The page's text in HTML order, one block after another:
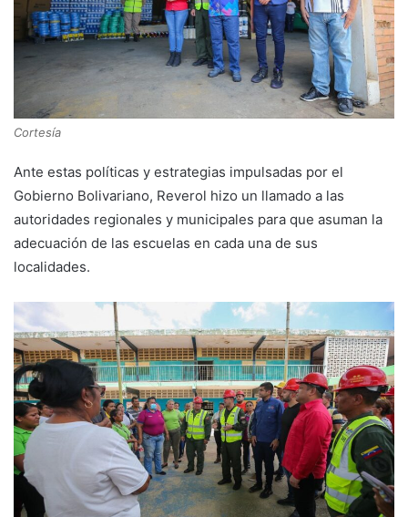
Cortesía
Ante estas políticas y estrategias impulsadas por el
Gobierno Bolivariano, Reverol hizo un llamado a las
autoridades regionales y municipales para que asuman la
adecuación de las escuelas en cada una de sus
localidades.